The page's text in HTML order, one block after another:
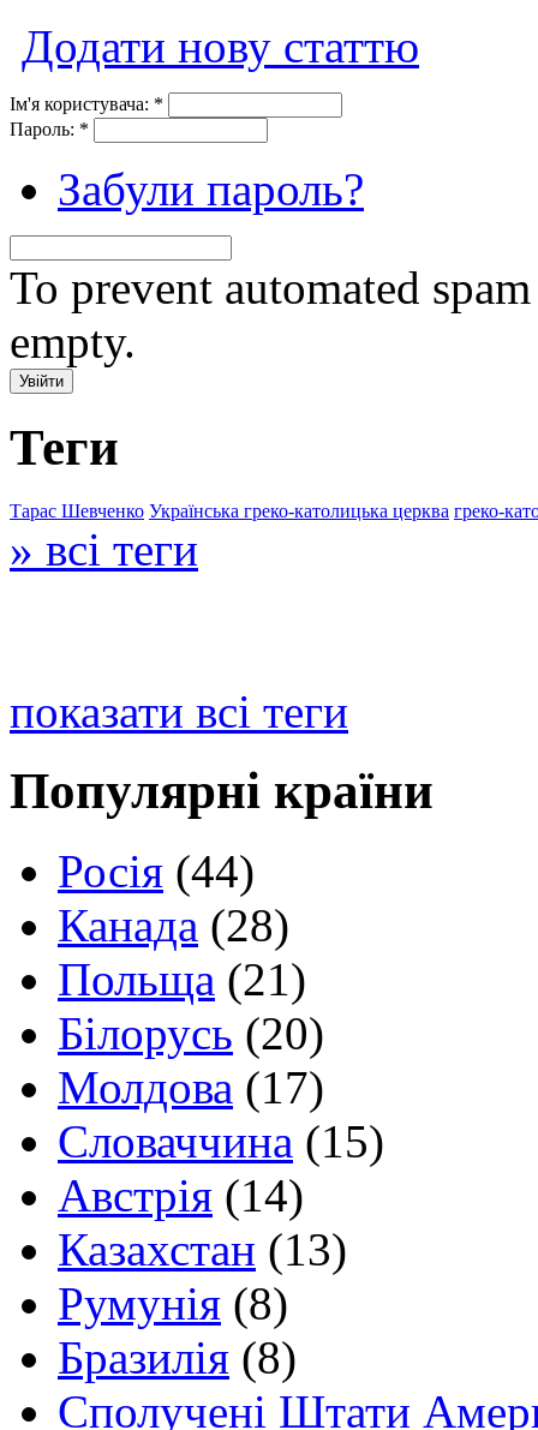
Додати нову статтю
Ім'я користувача: *
Пароль: *
Забули пароль?
To prevent automated
empty.
Теги
Тарас Шевченко Українська греко-католицька церква греко-
» всі теги
показати всі теги
Популярні країни
Росія (44)
Канада (28)
Польща (21)
Білорусь (20)
Молдова (17)
Словаччина (15)
Австрія (14)
Казахстан (13)
Румунія (8)
Бразилія (8)
Сполучені Штати